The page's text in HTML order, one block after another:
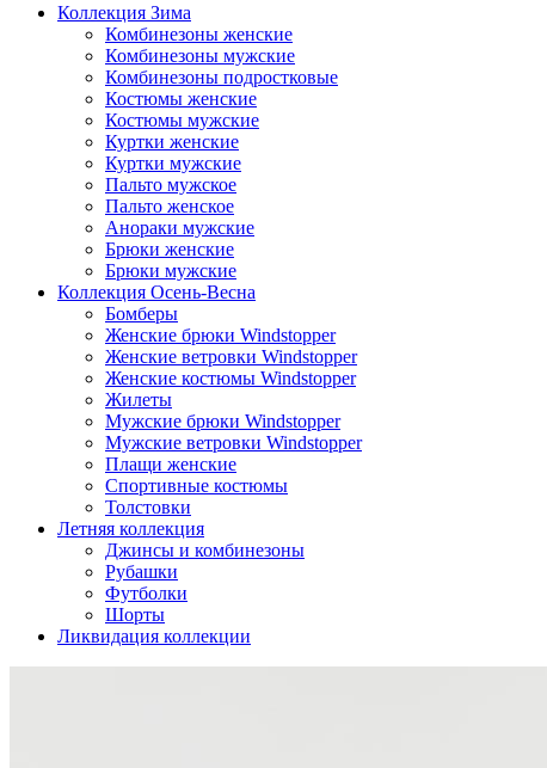
Коллекция Зима
Комбинезоны женские
Комбинезоны мужские
Комбинезоны подростковые
Костюмы женские
Костюмы мужские
Куртки женские
Куртки мужские
Пальто мужское
Пальто женское
Анораки мужские
Брюки женские
Брюки мужские
Коллекция Осень-Весна
Бомберы
Женские брюки Windstopper
Женские ветровки Windstopper
Женские костюмы Windstopper
Жилеты
Мужские брюки Windstopper
Мужские ветровки Windstopper
Плащи женские
Спортивные костюмы
Толстовки
Летняя коллекция
Джинсы и комбинезоны
Рубашки
Футболки
Шорты
Ликвидация коллекции